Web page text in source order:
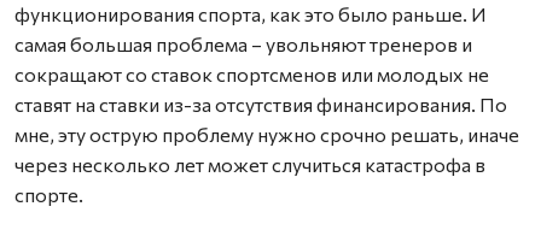
функционирования спорта, как это было раньше. И
самая большая проблема – увольняют тренеров и
сокращают со ставок спортсменов или молодых не
ставят на ставки из-за отсутствия финансирования. По
мне, эту острую проб­лему нужно срочно решать, иначе
через несколько лет может случиться катастрофа в
спорте.